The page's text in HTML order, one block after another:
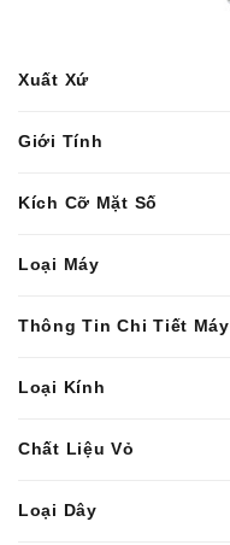
Xuất Xứ
Giới Tính
Kích Cỡ Mặt Số
Loại Máy
Thông Tin Chi Tiết Máy
Loại Kính
Chất Liệu Vỏ
Loại Dây